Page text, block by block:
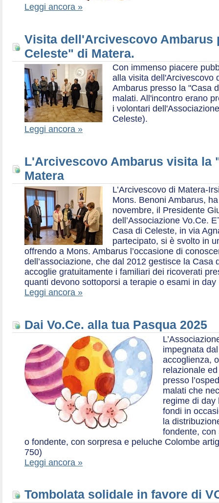
Leggi ancora »
Visita dell'Arcivescovo Ambarus
Celeste" di Matera.
Con immenso piacere
alla visita dell'Arcivescovo
Ambarus presso la "Casa
malati. All'incontro erano
i volontari
Celeste).
Leggi ancora »
L'Arcivescovo Ambarus visita la
Matera
L’Arcivescovo di Matera-
Mons. Benoni Ambarus,
novembre, il Presidente
dell’Associazione Vo.Ce.
Casa di Celeste, in via
partecipato, si è svolto in
offrendo a Mons. Ambarus l’occasione di
dell’associazione, che dal 2012 gestisce la Casa
accoglie gratuitamente i familiari dei ricoverati
quanti devono sottoporsi a terapie o esami in day
Leggi ancora »
Dai Vo.Ce. alla tua Pasqua 2025
impegnata
accoglienza,
relazionale
presso
malati che
regime di day
fondi in
la
fondente, con
o fondente, con sorpresa e peluche Colombe
750)
Leggi ancora »
Tombolata solidale in favore di